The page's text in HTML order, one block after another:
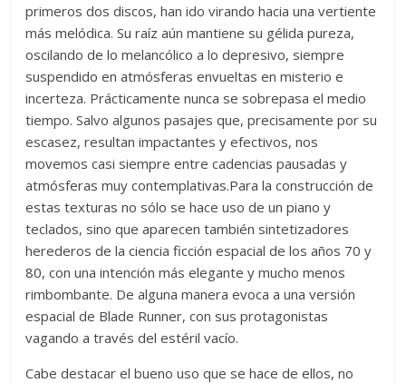
primeros dos discos, han ido virando hacia una vertiente
más melódica. Su raíz aún mantiene su gélida pureza,
oscilando de lo melancólico a lo depresivo, siempre
suspendido en atmósferas envueltas en misterio e
incerteza. Prácticamente nunca se sobrepasa el medio
tiempo. Salvo algunos pasajes que, precisamente por su
escasez, resultan impactantes y efectivos, nos
movemos casi siempre entre cadencias pausadas y
atmósferas muy contemplativas.Para la construcción de
estas texturas no sólo se hace uso de un piano y
teclados, sino que aparecen también sintetizadores
herederos de la ciencia ficción espacial de los años 70 y
80, con una intención más elegante y mucho menos
rimbombante. De alguna manera evoca a una versión
espacial de Blade Runner, con sus protagonistas
vagando a través del estéril vacío.
Cabe destacar el bueno uso que se hace de ellos, no